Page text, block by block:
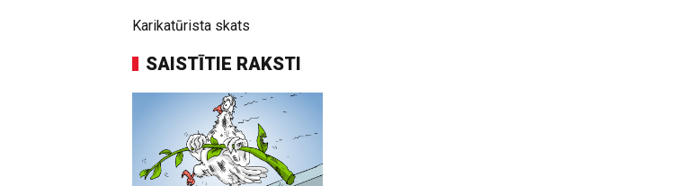
Karikatūrista skats
SAISTĪTIE RAKSTI